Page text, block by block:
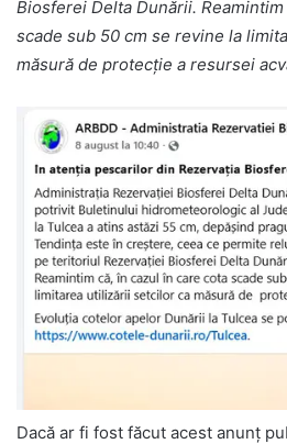
Biosferei Delta Dunării.
scade sub 50 cm se revine la
măsură de protecție a resursei
Dacă ar fi fost făcut acest anunț